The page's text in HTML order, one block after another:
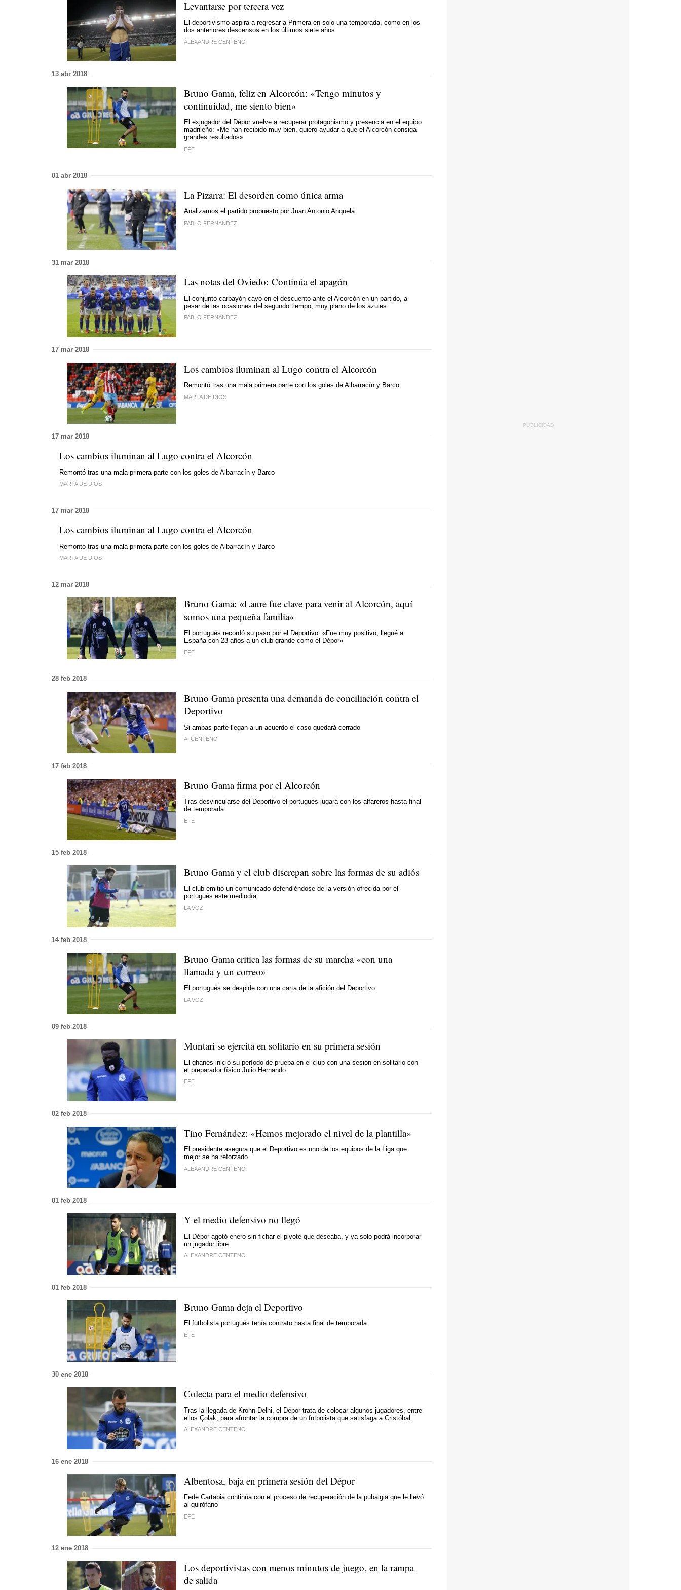
Levantarse por tercera vez
El deportivismo aspira a regresar a Primera en solo una temporada, como en los
dos anteriores descensos en los últimos siete años
ALEXANDRE CENTENO
13 abr 2018
Bruno Gama, feliz en Alcorcón: «Tengo minutos y
continuidad, me siento bien»
El exjugador del Dépor vuelve a recuperar protagonismo y presencia en el equipo
madrileño: «Me han recibido muy bien, quiero ayudar a que el Alcorcón consiga
grandes resultados»
EFE
01 abr 2018
La Pizarra: El desorden como única arma
Analizamos el partido propuesto por Juan Antonio Anquela
PABLO FERNÁNDEZ
31 mar 2018
Las notas del Oviedo: Continúa el apagón
El conjunto carbayón cayó en el descuento ante el Alcorcón en un partido, a
pesar de las ocasiones del segundo tiempo, muy plano de los azules
PABLO FERNÁNDEZ
17 mar 2018
Los cambios iluminan al Lugo contra el Alcorcón
Remontó tras una mala primera parte con los goles de Albarracín y Barco
MARTA DE DIOS
17 mar 2018
Los cambios iluminan al Lugo contra el Alcorcón
Remontó tras una mala primera parte con los goles de Albarracín y Barco
MARTA DE DIOS
17 mar 2018
Los cambios iluminan al Lugo contra el Alcorcón
Remontó tras una mala primera parte con los goles de Albarracín y Barco
MARTA DE DIOS
12 mar 2018
Bruno Gama: «Laure fue clave para venir al Alcorcón, aquí
somos una pequeña familia»
El portugués recordó su paso por el Deportivo: «Fue muy positivo, llegué a
España con 23 años a un club grande como el Dépor»
EFE
28 feb 2018
Bruno Gama presenta una demanda de conciliación contra el
Deportivo
Si ambas parte llegan a un acuerdo el caso quedará cerrado
A. CENTENO
17 feb 2018
Bruno Gama firma por el Alcorcón
Tras desvincularse del Deportivo el portugués jugará con los alfareros hasta final
de temporada
EFE
15 feb 2018
Bruno Gama y el club discrepan sobre las formas de su adiós
El club emitió un comunicado defendiéndose de la versión ofrecida por el
portugués este mediodía
LA VOZ
14 feb 2018
Bruno Gama critica las formas de su marcha «con una
llamada y un correo»
El portugués se despide con una carta de la afición del Deportivo
LA VOZ
09 feb 2018
Muntari se ejercita en solitario en su primera sesión
El ghanés inició su período de prueba en el club con una sesión en solitario con
el preparador físico Julio Hernando
EFE
02 feb 2018
Tino Fernández: «Hemos mejorado el nivel de la plantilla»
El presidente asegura que el Deportivo es uno de los equipos de la Liga que
mejor se ha reforzado
ALEXANDRE CENTENO
01 feb 2018
Y el medio defensivo no llegó
El Dépor agotó enero sin fichar el pivote que deseaba, y ya solo podrá incorporar
un jugador libre
ALEXANDRE CENTENO
01 feb 2018
Bruno Gama deja el Deportivo
El futbolista portugués tenía contrato hasta final de temporada
EFE
30 ene 2018
Colecta para el medio defensivo
Tras la llegada de Krohn-Delhi, el Dépor trata de colocar algunos jugadores, entre
ellos Çolak, para afrontar la compra de un futbolista que satisfaga a Cristóbal
ALEXANDRE CENTENO
16 ene 2018
Albentosa, baja en primera sesión del Dépor
Fede Cartabia continúa con el proceso de recuperación de la pubalgia que le llevó
al quirófano
EFE
12 ene 2018
Los deportivistas con menos minutos de juego, en la rampa
de salida